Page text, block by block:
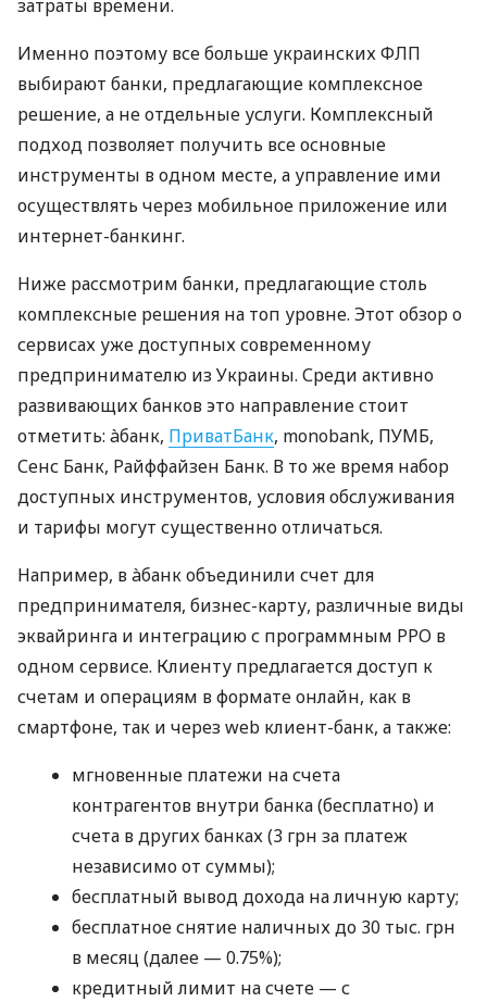
затраты времени.
Именно поэтому все больше украинских ФЛП
выбирают банки, предлагающие комплексное
решение, а не отдельные услуги. Комплексный
подход позволяет получить все основные
инструменты в одном месте, а управление ими
осуществлять через мобильное приложение или
интернет-банкинг.
Ниже рассмотрим банки, предлагающие столь
комплексные решения на топ уровне. Этот обзор о
сервисах уже доступных современному
предпринимателю из Украины. Среди активно
развивающих банков это направление стоит
отметить: àбанк, ПриватБанк, monobank, ПУМБ,
Сенс Банк, Райффайзен Банк. В то же время набор
доступных инструментов, условия обслуживания
и тарифы могут существенно отличаться.
Например, в àбанк объединили счет для
предпринимателя, бизнес-карту, различные виды
эквайринга и интеграцию с программным РРО в
одном сервисе. Клиенту предлагается доступ к
счетам и операциям в формате онлайн, как в
смартфоне, так и через web клиент-банк, а также:
мгновенные платежи на счета
контрагентов внутри банка (бесплатно) и
счета в других банках (3 грн за платеж
независимо от суммы);
бесплатный вывод дохода на личную карту;
бесплатное снятие наличных до 30 тыс. грн
в месяц (далее — 0.75%);
кредитный лимит на счете — с